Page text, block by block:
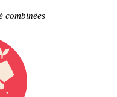
combinées